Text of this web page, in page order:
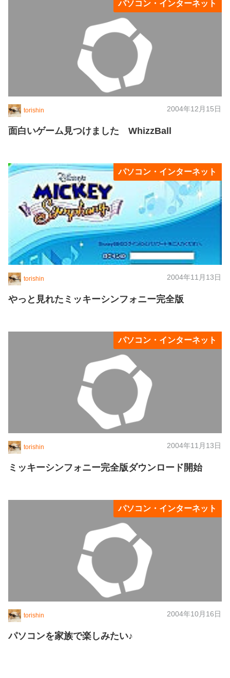
パソコン・インターネット
torishin 2004年12月15日
面白いゲーム見つけました WhizzBall
パソコン・インターネット
torishin 2004年11月13日
やっと見れたミッキーシンフォニー完全版
パソコン・インターネット
torishin 2004年11月13日
ミッキーシンフォニー完全版ダウンロード開始
パソコン・インターネット
torishin 2004年10月16日
パソコンを家族で楽しみたい♪